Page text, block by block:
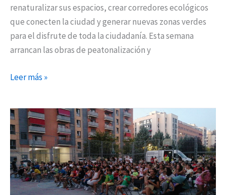
renaturalizar sus espacios, crear corredores ecológicos
que conecten la ciudad y generar nuevas zonas verdes
para el disfrute de toda la ciudadanía. Esta semana
arrancan las obras de peatonalización y
Leer más »
Noches
de
cine
de
verano
en